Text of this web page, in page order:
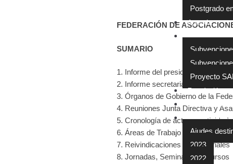
Postgrado
Agenda
Normativa y
Proyecto
Resolución
Acord territorial
Subvencions
Ajudes
2023
2022
FEDERACIÓN DE
SUMARIO
1. Informe del presidente
2. Informe secretaria
3. Órganos de Gobierno de la
4. Reuniones Junta Directiva y
5. Cronología de actos y
6. Áreas de Trabajo
7. Reivindicaciones empresariales
8. Jornadas, Seminarios y Cursos